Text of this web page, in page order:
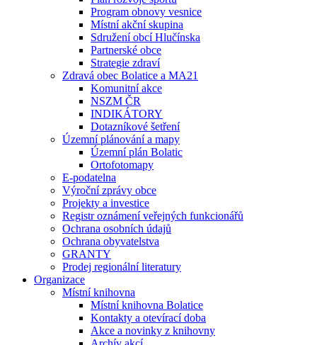
Program obnovy vesnice
Místní akční skupina
Sdružení obcí Hlučínska
Partnerské obce
Strategie zdraví
Zdravá obec Bolatice a MA21
Komunitní akce
NSZM ČR
INDIKÁTORY
Dotazníkové šetření
Územní plánování a mapy
Územní plán Bolatic
Ortofotomapy
E-podatelna
Výroční zprávy obce
Projekty a investice
Registr oznámení veřejných funkcionářů
Ochrana osobních údajů
Ochrana obyvatelstva
GRANTY
Prodej regionální literatury
Organizace
Místní knihovna
Místní knihovna Bolatice
Kontakty a otevírací doba
Akce a novinky z knihovny